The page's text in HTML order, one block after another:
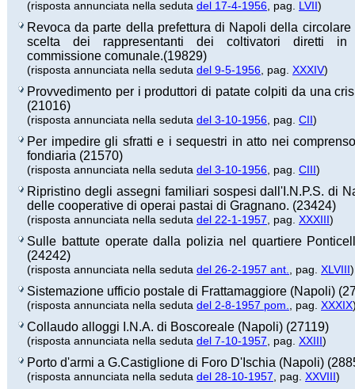
(risposta annunciata nella seduta del 17-4-1956 , pag. LVII)
Revoca da parte della prefettura di Napoli della
scelta dei rappresentanti dei coltivatori diretti
commissione comunale.(19829)
(risposta annunciata nella seduta del 9-5-1956 , pag. XXXIV)
Provvedimento per i produttori di patate colpiti da una
(21016)
(risposta annunciata nella seduta del 3-10-1956 , pag. CII)
Per impedire gli sfratti e i sequestri in atto nei
fondiaria (21570)
(risposta annunciata nella seduta del 3-10-1956 , pag. CIII)
Ripristino degli assegni familiari sospesi dall'I.N.P.S. di
delle cooperative di operai pastai di Gragnano. (23424)
(risposta annunciata nella seduta del 22-1-1957 , pag. XXXIII)
Sulle battute operate dalla polizia nel quartiere
(24242)
(risposta annunciata nella seduta del 26-2-1957 ant. , pag. XLVIII)
Sistemazione ufficio postale di Frattamaggiore (Napoli)
(risposta annunciata nella seduta del 2-8-1957 pom. , pag. XXXIX
Collaudo alloggi I.N.A. di Boscoreale (Napoli) (27119)
(risposta annunciata nella seduta del 7-10-1957 , pag. XXIII)
Porto d'armi a G.Castiglione di Foro D'Ischia (Napoli)
(risposta annunciata nella seduta del 28-10-1957 , pag. XXVIII)